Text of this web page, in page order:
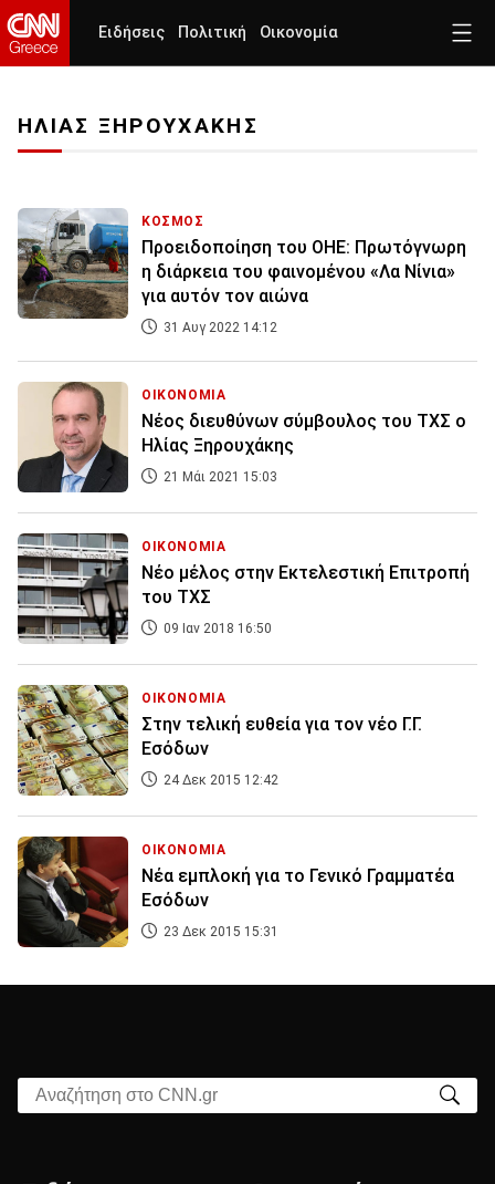
Ειδήσεις Πολιτική Οικονομία
ΗΛΙΑΣ ΞΗΡΟΥΧΑΚΗΣ
ΚΟΣΜΟΣ
Προειδοποίηση του ΟΗΕ: Πρωτόγνωρη
η διάρκεια του φαινομένου «Λα Νίνια»
για αυτόν τον αιώνα
31 Αυγ 2022 14:12
ΟΙΚΟΝΟΜΙΑ
Νέος διευθύνων σύμβουλος του ΤΧΣ ο
Ηλίας Ξηρουχάκης
21 Μάι 2021 15:03
ΟΙΚΟΝΟΜΙΑ
Νέο μέλος στην Εκτελεστική Επιτροπή
του ΤΧΣ
09 Ιαν 2018 16:50
ΟΙΚΟΝΟΜΙΑ
Στην τελική ευθεία για τον νέο Γ.Γ.
Εσόδων
24 Δεκ 2015 12:42
ΟΙΚΟΝΟΜΙΑ
Νέα εμπλοκή για το Γενικό Γραμματέα
Εσόδων
23 Δεκ 2015 15:31
Αναζήτηση στο CNN.gr